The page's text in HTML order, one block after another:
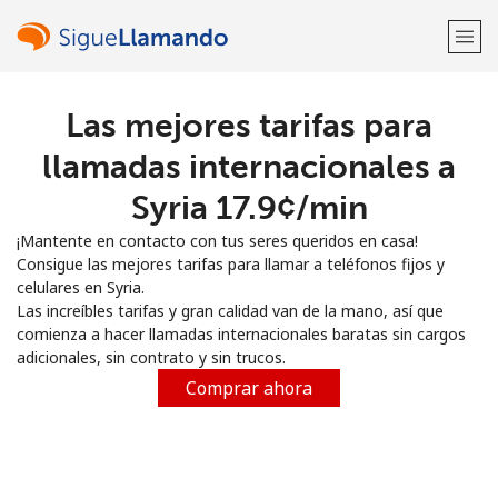
¡Bienvenido!
Regístrate con
o
Las mejores tarifas para
llamadas internacionales a
Syria ⁦17.9¢⁩/min
¡Mantente en contacto con tus seres queridos en casa!
Consigue las mejores tarifas para llamar a teléfonos fijos y
celulares en Syria.
Las increíbles tarifas y gran calidad van de la mano, así que
comienza a hacer llamadas internacionales baratas sin cargos
adicionales, sin contrato y sin trucos.
Comprar ahora